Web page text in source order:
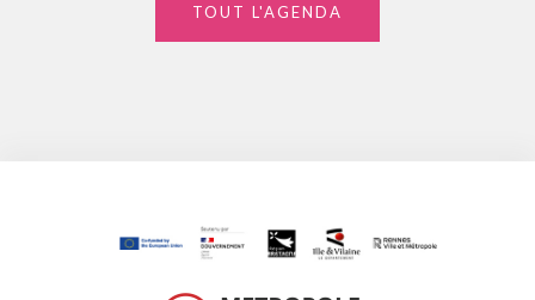
TOUT L'AGENDA